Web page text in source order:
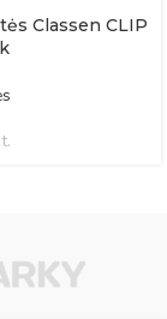
Classen CLIP